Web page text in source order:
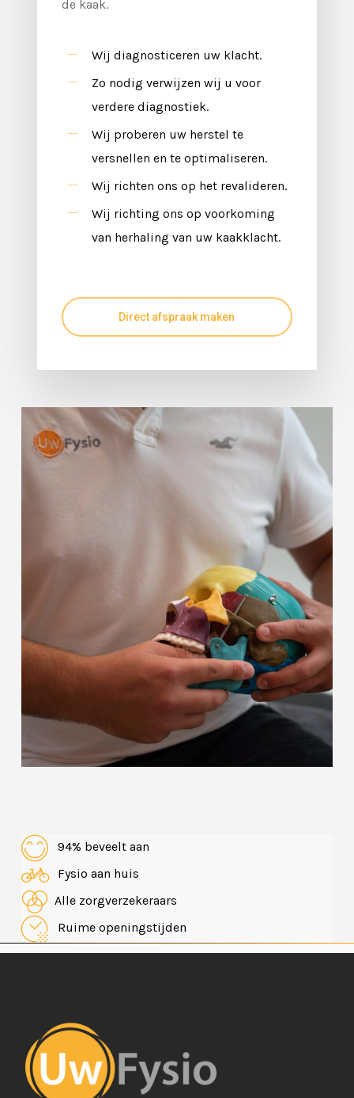
de kaak.
Wij diagnosticeren uw klacht.
Zo nodig verwijzen wij u voor
verdere diagnostiek.
Wij proberen uw herstel te
versnellen en te optimaliseren.
Wij richten ons op het revalideren.
Wij richting ons op voorkoming
van herhaling van uw kaakklacht.
Direct afspraak maken
94% beveelt aan
Fysio aan huis
Alle zorgverzekeraars
Ruime openingstijden